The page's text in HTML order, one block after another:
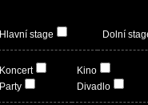
Hlavní stage Dolní
Koncert
Party
Kino
Divadlo